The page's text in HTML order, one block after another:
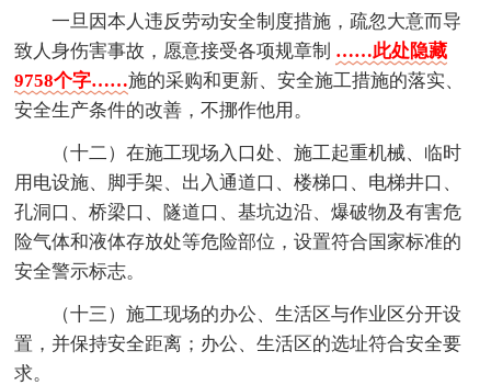
一旦因本人违反劳动安全制度措施，疏忽大意而导
致人身伤害事故，愿意接受各项规章制 ……此处隐藏
9758个字……施的采购和更新、安全施工措施的落实、
安全生产条件的改善，不挪作他用。
（十二）在施工现场入口处、施工起重机械、临时
用电设施、脚手架、出入通道口、楼梯口、电梯井口、
孔洞口、桥梁口、隧道口、基坑边沿、爆破物及有害危
险气体和液体存放处等危险部位，设置符合国家标准的
安全警示标志。
（十三）施工现场的办公、生活区与作业区分开设
置，并保持安全距离；办公、生活区的选址符合安全要
求。